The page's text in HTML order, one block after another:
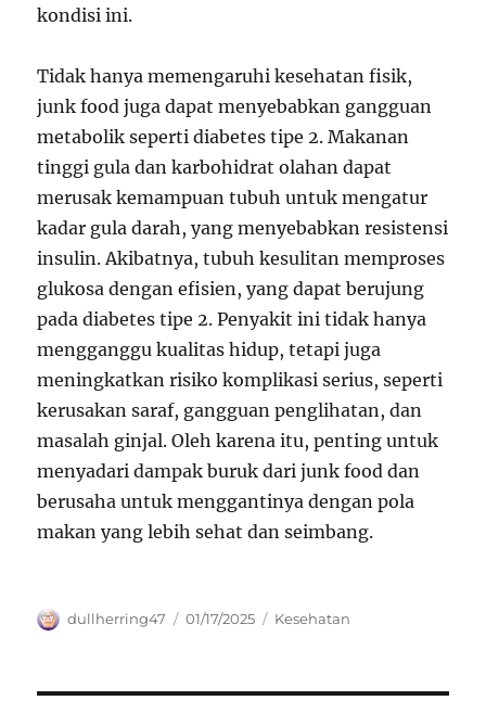
kondisi ini.
Tidak hanya memengaruhi kesehatan fisik,
junk food juga dapat menyebabkan gangguan
metabolik seperti diabetes tipe 2. Makanan
tinggi gula dan karbohidrat olahan dapat
merusak kemampuan tubuh untuk mengatur
kadar gula darah, yang menyebabkan resistensi
insulin. Akibatnya, tubuh kesulitan memproses
glukosa dengan efisien, yang dapat berujung
pada diabetes tipe 2. Penyakit ini tidak hanya
mengganggu kualitas hidup, tetapi juga
meningkatkan risiko komplikasi serius, seperti
kerusakan saraf, gangguan penglihatan, dan
masalah ginjal. Oleh karena itu, penting untuk
menyadari dampak buruk dari junk food dan
berusaha untuk menggantinya dengan pola
makan yang lebih sehat dan seimbang.
Author
dullherring47
Posted
01/17/2025 Categories
Kesehatan